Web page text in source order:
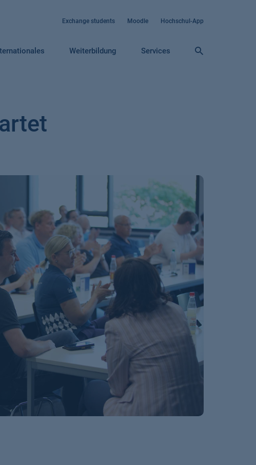
Exchange students Moodle Hochschul-App
Weiterbildung Services